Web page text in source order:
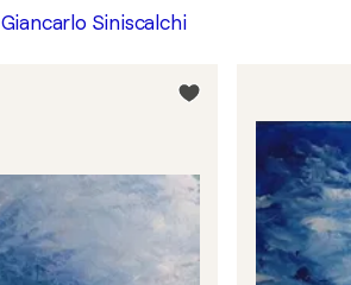
Giancarlo Siniscalchi